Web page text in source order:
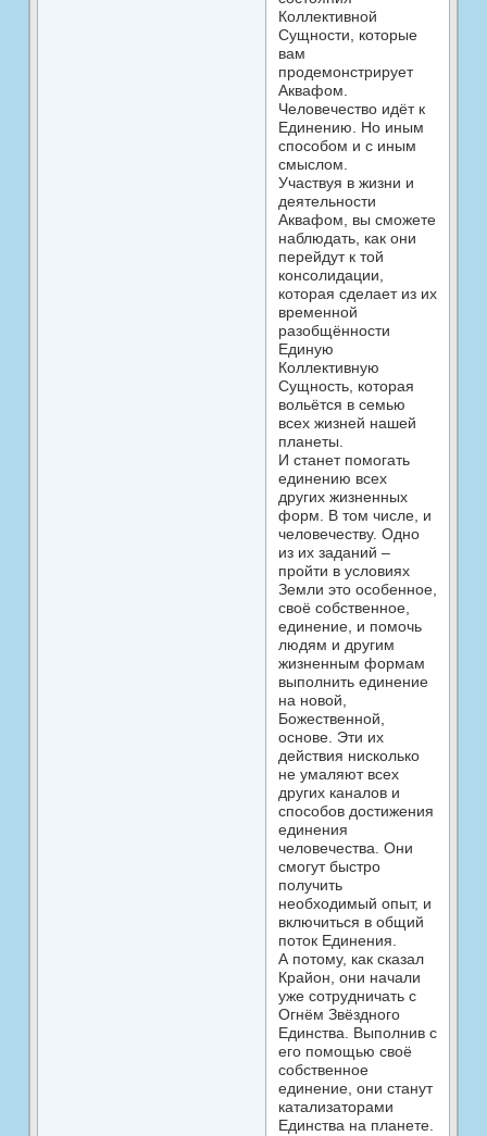
Коллективной
Сущности, которые
вам
продемонстрирует
Аквафом.
Человечество идёт к
Единению. Но иным
способом и с иным
смыслом.
Участвуя в жизни и
деятельности
Аквафом, вы сможете
наблюдать, как они
перейдут к той
консолидации,
которая сделает из их
временной
разобщённости
Единую
Коллективную
Сущность, которая
вольётся в семью
всех жизней нашей
планеты.
И станет помогать
единению всех
других жизненных
форм. В том числе, и
человечеству. Одно
из их заданий –
пройти в условиях
Земли это особенное,
своё собственное,
единение, и помочь
людям и другим
жизненным формам
выполнить единение
на новой,
Божественной,
основе. Эти их
действия нисколько
не умаляют всех
других каналов и
способов достижения
единения
человечества. Они
смогут быстро
получить
необходимый опыт, и
включиться в общий
поток Единения.
А потому, как сказал
Крайон, они начали
уже сотрудничать с
Огнём Звёздного
Единства. Выполнив с
его помощью своё
собственное
единение, они станут
катализаторами
Единства на планете.